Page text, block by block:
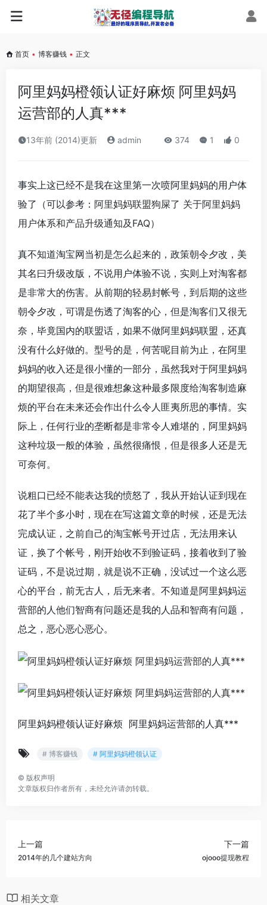
首页 • 博客赚钱 • 正文
阿里妈妈橙领认证好麻烦 阿里妈妈
运营部的人真***
13年前 (2014)更新 admin 374 1 0
事实上这已经不是我在这里第一次喷阿里妈妈的用户体
验了（可以参考： 阿里妈妈联盟狗屎了 关于阿里妈妈
用户体系和产品升级通知及FAQ）
真不知道淘宝网当初是怎么起来的，政策朝令夕改，美
其名曰升级改版，不说用户体验不说，实则上对淘客都
是非常大的伤害。从前期的轻易封帐号，到后期的这些
朝令夕改，可谓是伤透了淘客的心，但是淘客们又很无
奈，毕竟国内的联盟话，如果不做阿里妈妈联盟，还真
没有什么好做的。型号的是，何苦呢目前为止，在阿里
妈妈的收入还是很小懂的一部分，虽然我对于阿里妈妈
的期望很高，但是很难想象这种最多限度给淘客制造麻
烦的平台在未来还会作出什么令人匪夷所思的事情。实
际上，任何行业的垄断都是非常令人难堪的，阿里妈妈
这种垃圾一般的体验，虽然很痛恨，但是很多人还是无
可奈何。
说粗口已经不能表达我的愤怒了，我从开始认证到现在
花了半个多小时，现在在写这篇文章的时候，还是无法
完成认证，之前自己的淘宝帐号开过店，无法用来认
证，换了个帐号，刚开始收不到验证码，接着收到了验
证码，不是说过期，就是说不正确，没试过一个这么恶
心的平台，前无古人，后无来者。不知道是阿里妈妈运
营部的人他们智商有问题还是我的人品和智商有问题，
总之，恶心恶心恶心。
阿里妈妈橙领认证好麻烦 阿里妈妈运营部的人真***
# 博客赚钱 # 阿里妈妈橙领认证
© 版权声明
文章版权归作者所有，未经允许请勿转载。
上一篇
2014年的几个建站方向
下一篇
ojooo提现教程
相关文章